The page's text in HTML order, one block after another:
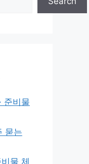
준비물
묻는
물 체